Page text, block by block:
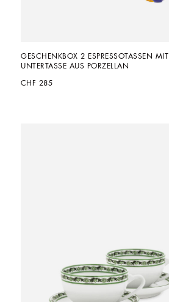
GESCHENKBOX 2 ESPRESSOTASSEN MIT
UNTERTASSE AUS PORZELLAN
CHF 285